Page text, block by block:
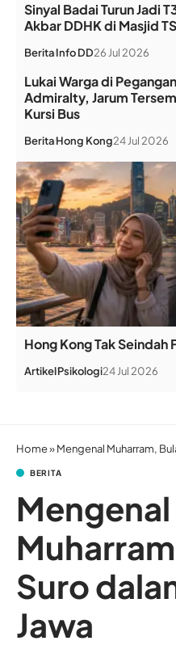
Sinyal Badai Turun Jadi
Akbar DDHK di Masjid
BeritaInfo DD26 Jul 2026
Lukai Warga di
Admiralty, Jarum
Kursi Bus
BeritaHong Kong24 Jul 2026
Hong Kong Tak Seindah
ArtikelPsikologi24 Jul 2026
Home»Mengenal Muharram,
BERITA
Mengenal
Suro
Jawa